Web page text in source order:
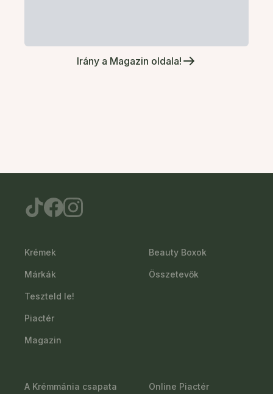
Irány a Magazin oldala!
Krémek
Márkák
Teszteld le!
Piactér
Magazin
Beauty Boxok
Összetevők
A Krémmánia csapata
Online Piactér